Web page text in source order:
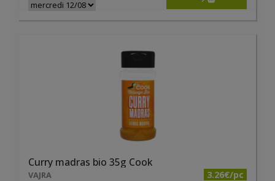
Curry madras bio 35g Cook
VAJRA 3.26€/pc